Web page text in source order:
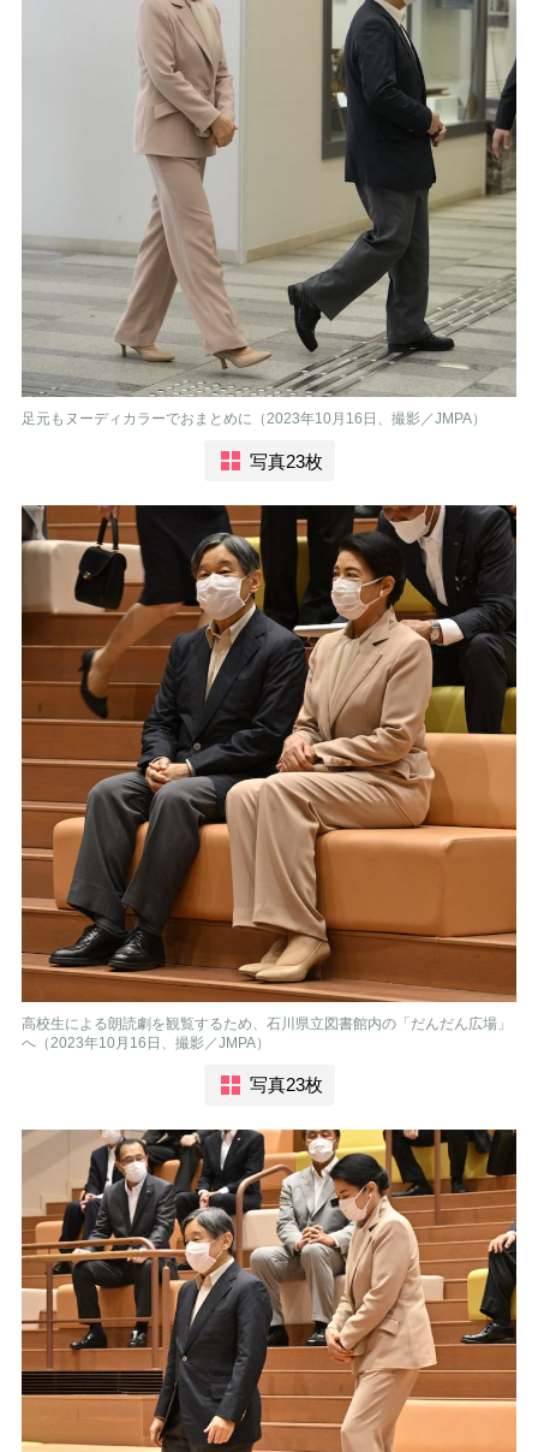
足元もヌーディカラーでおまとめに（2023年10月16日、撮影／JMPA）
写真23枚
高校生による朗読劇を観覧するため、石川県立図書館内の「だんだん広場」
へ（2023年10月16日、撮影／JMPA）
写真23枚